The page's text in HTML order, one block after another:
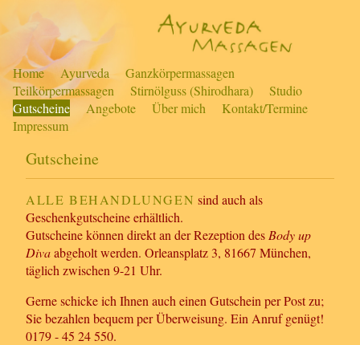
A
y
u
d
Home Ayurveda
Ganzkörpermassagen
Teilkörpermassagen
Stirnölguss (Shirodhara)
Studio
Gutscheine
Angebote Über mich
Kontakt/Termine
Impressum
Gutscheine
ALLE BEHANDLUNGEN sind auch als
Geschenkgutscheine erhältlich.
Gutscheine können direkt an der Rezeption des Body up
Divaabgeholt werden. Orleansplatz 3, 81667 München,
täglich zwischen 9-21 Uhr.
Gerne schicke ich Ihnen auch einen Gutschein per Post zu;
Sie bezahlen bequem per Überweisung. Ein Anruf genügt!
0179 - 45 24 550.